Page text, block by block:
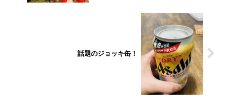
話題のジョッキ缶！